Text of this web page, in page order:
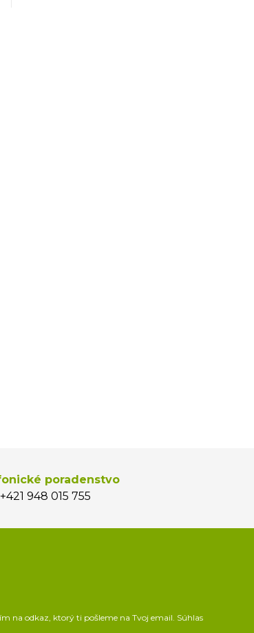
poradenstvo
+421 948 015 755
na odkaz, ktorý ti pošleme na Tvoj email. Súhlas